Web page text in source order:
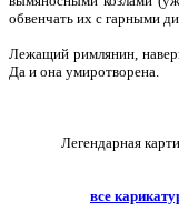
обвенчать их с гарными
Лежащий римлянин,
Да и она умиротворена.
Легендарная
все